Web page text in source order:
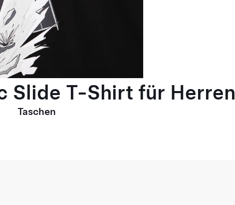
Slide T-Shirt für Herren
Taschen